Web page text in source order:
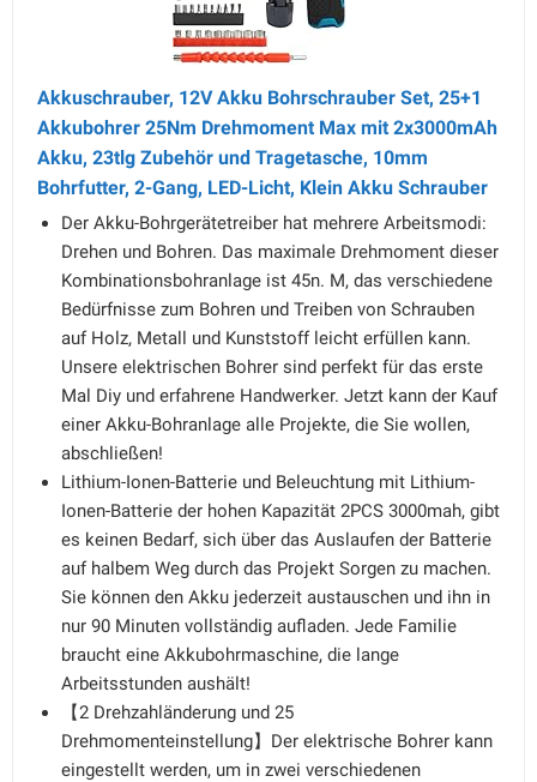
Akkuschrauber, 12V Akku Bohrschrauber Set, 25+1
Akkubohrer 25Nm Drehmoment Max mit 2x3000mAh
Akku, 23tlg Zubehör und Tragetasche, 10mm
Bohrfutter, 2-Gang, LED-Licht, Klein Akku Schrauber
Der Akku-Bohrgerätetreiber hat mehrere Arbeitsmodi:
Drehen und Bohren. Das maximale Drehmoment dieser
Kombinationsbohranlage ist 45n. M, das verschiedene
Bedürfnisse zum Bohren und Treiben von Schrauben
auf Holz, Metall und Kunststoff leicht erfüllen kann.
Unsere elektrischen Bohrer sind perfekt für das erste
Mal Diy und erfahrene Handwerker. Jetzt kann der Kauf
einer Akku-Bohranlage alle Projekte, die Sie wollen,
abschließen!
Lithium-Ionen-Batterie und Beleuchtung mit Lithium-
Ionen-Batterie der hohen Kapazität 2PCS 3000mah, gibt
es keinen Bedarf, sich über das Auslaufen der Batterie
auf halbem Weg durch das Projekt Sorgen zu machen.
Sie können den Akku jederzeit austauschen und ihn in
nur 90 Minuten vollständig aufladen. Jede Familie
braucht eine Akkubohrmaschine, die lange
Arbeitsstunden aushält!
【2 Drehzahländerung und 25
Drehmomenteinstellung】Der elektrische Bohrer kann
eingestellt werden, um in zwei verschiedenen